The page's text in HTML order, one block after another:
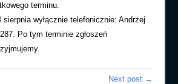
terminu.
sierpnia wyłącznie telefonicznie: Andrzej
Po tym terminie zgłoszeń
Next post →